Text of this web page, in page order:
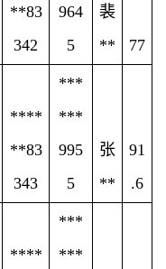
**83
342
964
5
裴
**
77
****
**83
343
***
***
995
5
张
**
91
.6
****
***
***